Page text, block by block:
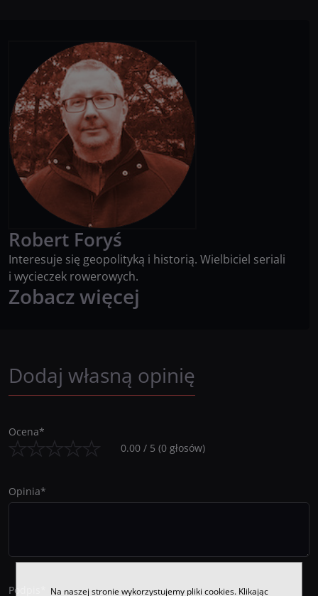
Robert Foryś
Interesuje się geopolityką i historią. Wielbiciel seriali
i wycieczek rowerowych.
Zobacz więcej
Dodaj własną opinię
Ocena*
0.00 / 5 (0 głosów)
Opinia*
Podpis Na naszej stronie wykorzystujemy pliki cookies. Klikając